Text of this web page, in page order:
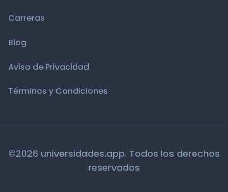
Carreras
Blog
Aviso de Privacidad
Términos y Condiciones
©2026 universidades.app. Todos los derechos
reservados